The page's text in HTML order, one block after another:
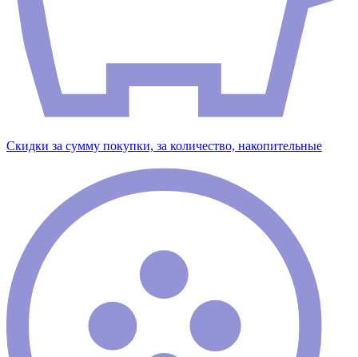
Скидки за сумму покупки, за количество, накопительные